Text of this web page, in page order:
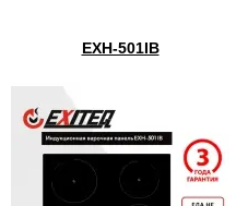
EXH-501IB